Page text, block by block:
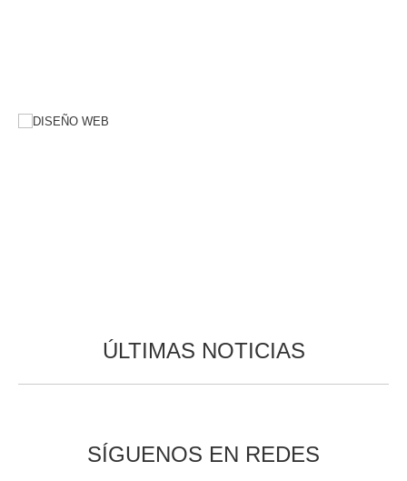
ÚLTIMAS NOTICIAS
SÍGUENOS EN REDES